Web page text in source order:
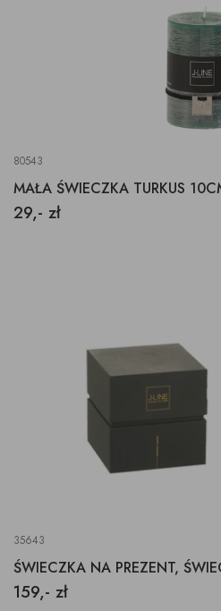
80543
MAŁA ŚWIECZKA TURKUS
29,- zł
35643
ŚWIECZKA NA PREZENT,
159,- zł